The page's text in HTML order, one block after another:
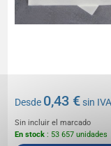
Desde 0,43 €sin IVA
Sin incluir el marcado
En stock : 53 657 unidades